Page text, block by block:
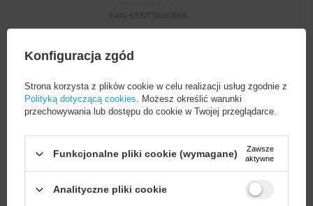
EAN: 6932172690656
uniwersalny
1554 szt. w magazynie -
Powerbank Baseus EnerFill FM11
Ultra-Mini 10000mAh 22,5W
kompatybilny z MagSafe z kablem
Baseus Simple USB-C 20V/3A 30cm -
Konfiguracja zgód
Strona korzysta z plików cookie w celu realizacji usług zgodnie z
Polityką dotyczącą cookies . Możesz określić warunki
przechowywania lub dostępu do cookie w Twojej przeglądarce.
Funkcjonalne pliki cookie (wymagane)
Zawsze
aktywne
Analityczne pliki cookie